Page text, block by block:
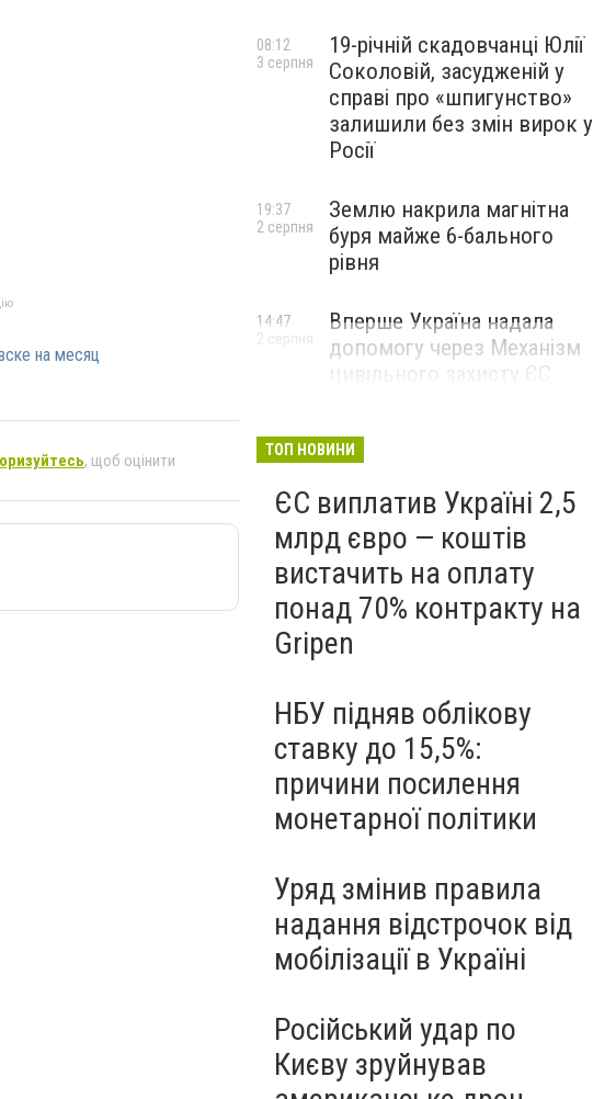
на месяц
, щоб оцінити
19-річній скадовчанці Юлії
Соколовій, засудженій у
справі про «шпигунство»
залишили без змін вирок у
Росії
08:12
3 серпня
Землю накрила магнітна
буря майже 6-бального
рівня
19:37
2 серпня
Вперше Україна надала
допомогу через Механізм
цивільного захисту ЄС
14:47
2 серпня
ТОП НОВИНИ
ЄС виплатив Україні 2,5
млрд євро — коштів
вистачить на оплату
понад 70% контракту на
Gripen
НБУ підняв облікову
ставку до 15,5%:
причини посилення
монетарної політики
Уряд змінив правила
надання відстрочок від
мобілізації в Україні
Російський удар по
Києву зруйнував